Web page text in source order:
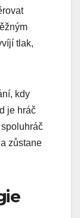
tlak,
kdy
je hráč
zůstane